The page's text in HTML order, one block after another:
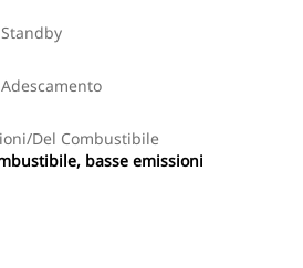
del Combustibile
basse emissioni